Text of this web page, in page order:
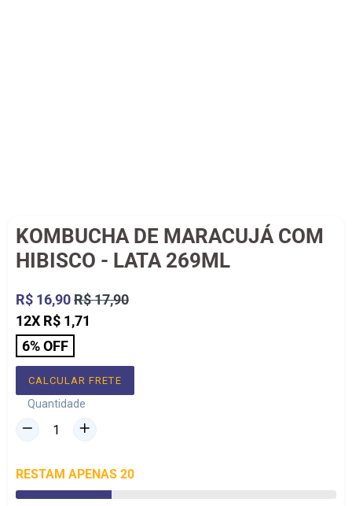
KOMBUCHA DE MARACUJÁ COM
HIBISCO - LATA 269ML
Preço
normal
R$ 16,90R$ 17,90
12X R$ 1,71
6% OFF
CALCULAR FRETE
Quantidade
RESTAM APENAS 20